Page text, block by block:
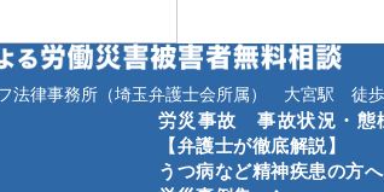
法律事務所（埼玉弁護士会所属） 大宮駅 徒
労災事故 事故状況・態
【弁護士が徹底解説】
うつ病など精神疾患の方へ